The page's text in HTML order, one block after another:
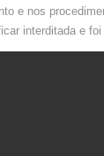
e nos
interditada e